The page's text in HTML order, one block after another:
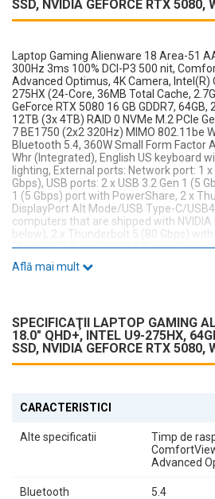
SSD, NVIDIA GEFORCE RTX 5080,
Laptop Gaming Alienware 18 Area-51
300Hz 3ms 100% DCI-P3 500 nit,
Advanced Optimus, 4K Camera, Intel(R)
275HX (24-Core, 36MB Total Cache,
GeForce RTX 5080 16 GB GDDR7,
12TB (3x 4TB) RAID 0 NVMe M.2 PCIe
7 BE1750 (2x2 320Hz) MIMO 802.11be
Bluetooth 5.4, 360W Small Form Factor
Whr (Integrated), English US keyboard
lighting, External ports: Network port: 1
Gbps), USB ports: 2 x USB 3.2 Gen 1 (5
1 (5 Gbps) port with PowerShare, 2 x
DisplayPort Alt Mode/USB Type-C/
computers that are shipped with NVIDIA
below), 2 x Thunderbolt 5 (80 Gbps)
Mode/USB Type-C/USB4/Power
shipped with NVIDIA GeForce RTX
x Universal Audio Jack, Video ports: 1 x
height: 24.72 mm (0.95 in.), Peak
Width: 410 mm (16.14 in.), Depth: 320
Minimum: 4.12 kg (9.07 lb), Maximum:
11 Pro, 3y Onsite Service
Află mai mult
SPECIFICAŢII LAPTOP GAMING
18.0" QHD+, INTEL U9-275HX,
SSD, NVIDIA GEFORCE RTX 5080,
CARACTERISTICI
Alte specificatii
Timp de
Advanced
Bluetooth 5.4